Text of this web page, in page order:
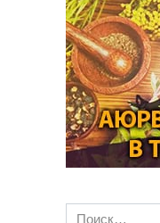
Search